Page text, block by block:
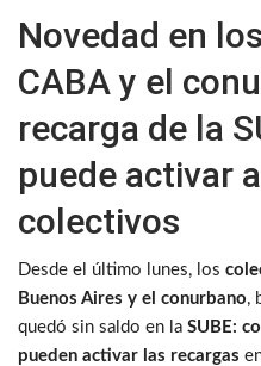
Novedad en
CABA y el
recarga de la
puede activar
colectivos
Desde el último lunes, los
Buenos Aires y el conurbano,
quedó sin saldo en la SUBE:
pueden activar las recargas